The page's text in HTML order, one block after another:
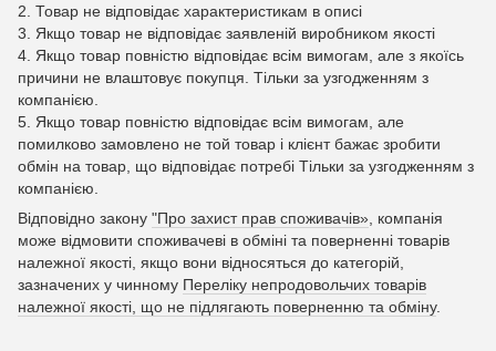
2. Товар не відповідає характеристикам в описі
3. Якщо товар не відповідає заявленій виробником якості
4. Якщо товар повністю відповідає всім вимогам, але з якоїсь
причини не влаштовує покупця. Тільки за узгодженням з
компанією.
5. Якщо товар повністю відповідає всім вимогам, але
помилково замовлено не той товар і клієнт бажає зробити
обмін на товар, що відповідає потребі Тільки за узгодженням з
компанією.
Відповідно закону "Про захист прав споживачів» , компанія
може відмовити споживачеві в обміні та поверненні товарів
належної якості, якщо вони відносяться до категорій,
зазначених у чинному Переліку непродовольчих товарів
належної якості, що не підлягають поверненню та обміну.